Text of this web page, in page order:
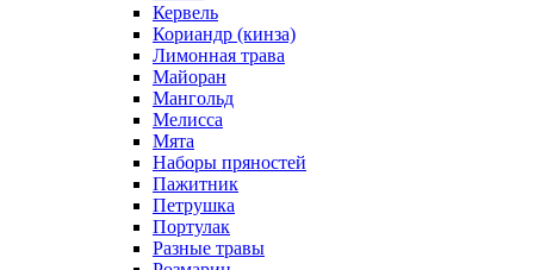
Кервель
Кориандр (кинза)
Лимонная трава
Майоран
Мангольд
Мелисса
Мята
Наборы пряностей
Пажитник
Петрушка
Портулак
Разные травы